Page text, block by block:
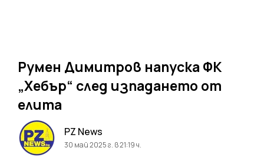
Румен Димитров напуска ФК
„Хебър“ след изпадането от
елита
PZ News
30 май 2025 г. в 21:19 ч.